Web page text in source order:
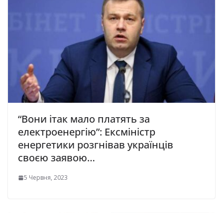
“Вони ітак мало платять за
електроенергію”: Ексміністр
енергетики розгнівав українців
своєю заявою…
5 Червня, 2023